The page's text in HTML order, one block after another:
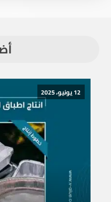
12 يونيو، 2025